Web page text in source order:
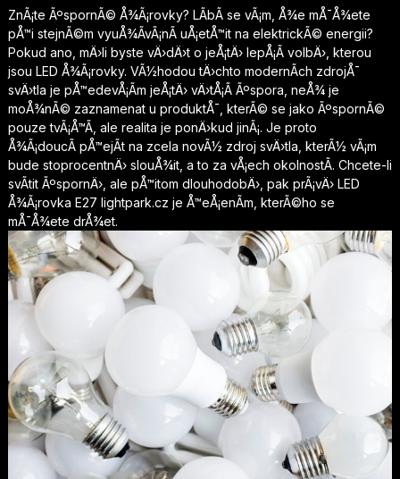
ZnÃ¡te ÃºspornÃ© Å¾Ã¡rovky? LÃ­bÃ­ se vÃ¡m, Å¾e mÅ¯Å¾ete
pÅ™i stejnÃ©m vyuÅ¾Ã­vÃ¡nÃ­ uÅ¡etÅ™it na elektrickÃ© energii?
Pokud ano, mÄ›li byste vÄ›dÄ›t o jeÅ¡tÄ› lepÅ¡Ã­ volbÄ›, kterou
jsou LED Å¾Ã¡rovky. VÃ½hodou tÄ›chto modernÃ­ch zdrojÅ¯
svÄ›tla je pÅ™edevÅ¡Ã­m jeÅ¡tÄ› vÄ›tÅ¡Ã­ Ãºspora, neÅ¾ je
moÅ¾nÃ© zaznamenat u produktÅ¯, kterÃ© se jako ÃºspornÃ©
pouze tvÃ¡Å™Ã­, ale realita je ponÄ›kud jinÃ¡. Je proto
Å¾Ã¡doucÃ­ pÅ™ejÃ­t na zcela novÃ½ zdroj svÄ›tla, kterÃ½ vÃ¡m
bude stoprocentnÄ› slouÅ¾it, a to za vÅ¡ech okolnostÃ­. Chcete-li
svÃ­tit ÃºspornÄ›, ale pÅ™itom dlouhodobÄ›, pak prÃ¡vÄ› LED
Å¾Ã¡rovka E27 lightpark.cz je Å™eÅ¡enÃ­m, kterÃ©ho se
mÅ¯Å¾ete drÅ¾et.